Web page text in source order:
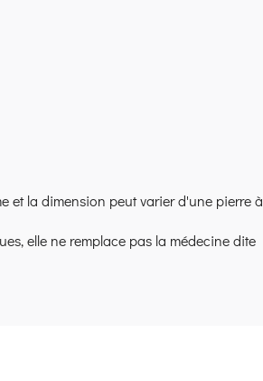
et la dimension peut varier d'une pierre à
elle ne remplace pas la médecine dite